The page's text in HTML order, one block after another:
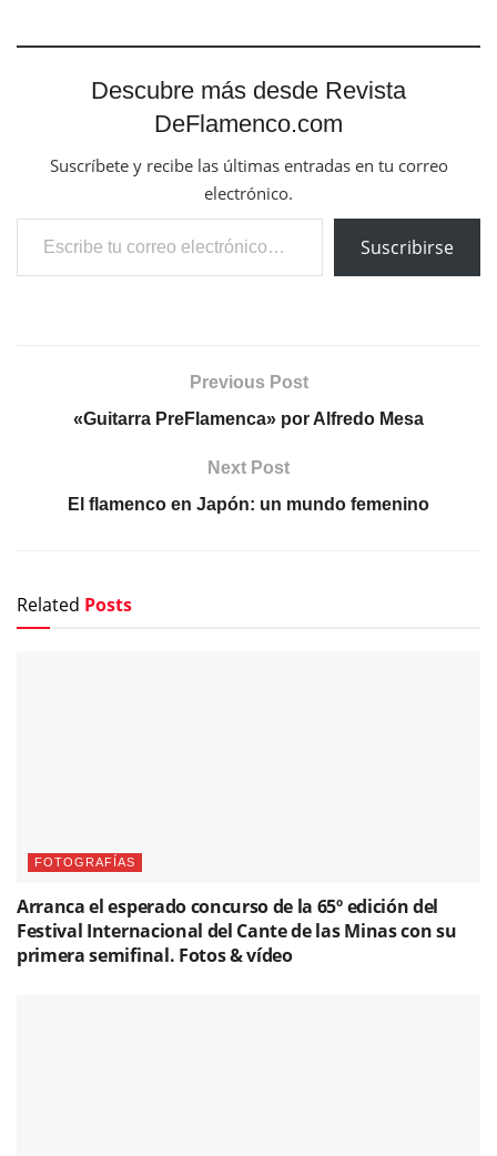
Descubre más desde Revista
DeFlamenco.com
Suscríbete y recibe las últimas entradas en tu correo
electrónico.
Escribe tu correo electrónico…
Suscribirse
Previous Post
«Guitarra PreFlamenca» por Alfredo Mesa
Next Post
El flamenco en Japón: un mundo femenino
Related Posts
FOTOGRAFÍAS
Arranca el esperado concurso de la 65º edición del
Festival Internacional del Cante de las Minas con su
primera semifinal. Fotos & vídeo